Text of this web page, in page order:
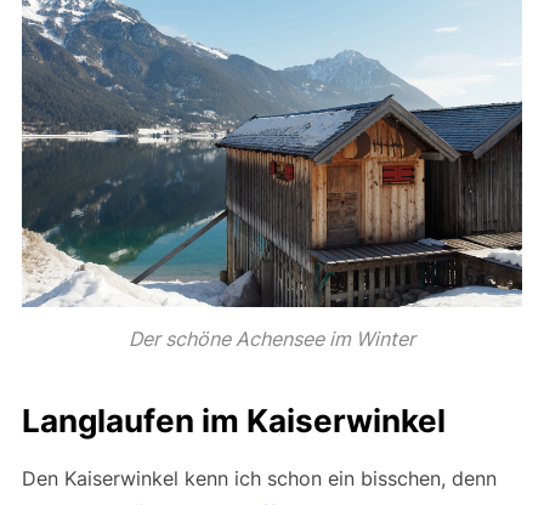
Der schöne Achensee im Winter
Langlaufen im Kaiserwinkel
Den Kaiserwinkel kenn ich schon ein bisschen, denn